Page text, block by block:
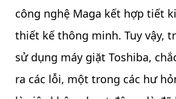
công nghệ Maga kết hợp tiết
thiết kế thông minh. Tuy vậy,
sử dụng máy giặt Toshiba,
ra các lỗi, một trong các hư